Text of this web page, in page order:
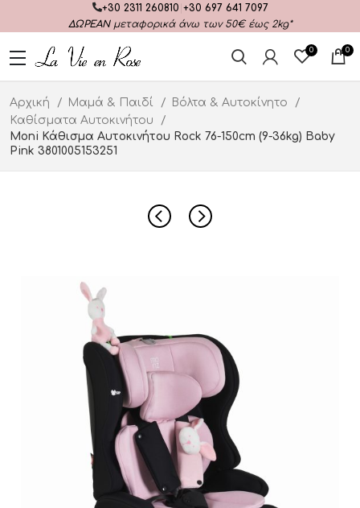
+30 2311 260810 +30 697 641 7097
ΔΩΡΕΑΝμεταφορικά άνω των 50€ έως 2kg*
0 0
Αρχική Μαμά & Παιδί
Βόλτα & Αυτοκίνητο
Καθίσματα Αυτοκινήτου
Moni Κάθισμα Αυτοκινήτου Rock 76-150cm (9-36kg) Baby
Pink 3801005153251